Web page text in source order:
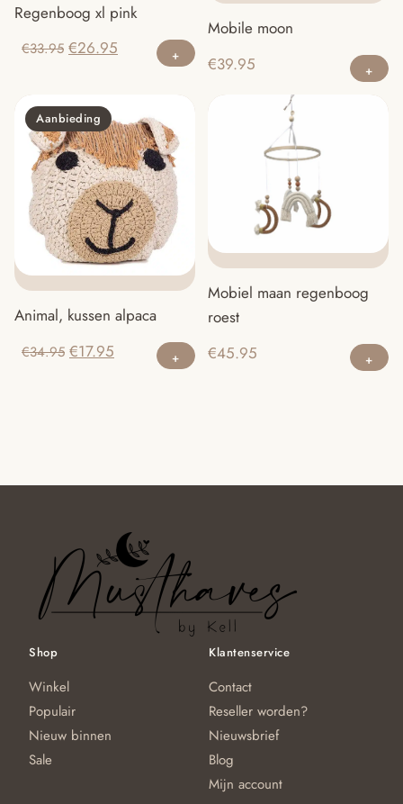
Regenboog xl pink
€33.95 Oorspronkelijke
€33.95.
€26.95 Huidige
€26.95.
Mobile moon
€39.95
Aanbieding
Animal, kussen alpaca
€34.95 Oorspronkelijke
€17.95 Huidige
Mobiel maan regenboog
roest
€45.95
Shop
Winkel
Populair
Nieuw binnen
Sale
Klantenservice
Contact
Reseller worden?
Nieuwsbrief
Blog
Mijn account